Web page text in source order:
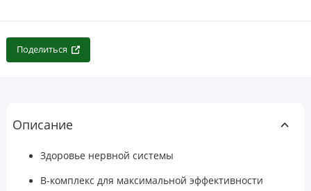
Поделиться
Описание
Здоровье нервной системы
B-комплекс для максимальной эффективности